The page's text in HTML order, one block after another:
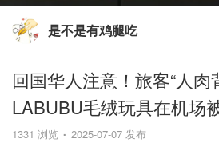
是不是有鸡腿吃
回国华人注意！旅客“人肉
LABUBU毛绒玩具在机场
1331 浏览 2025-07-07 发布